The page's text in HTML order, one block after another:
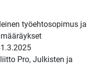
työehtosopimus ja
Pro, Julkisten ja